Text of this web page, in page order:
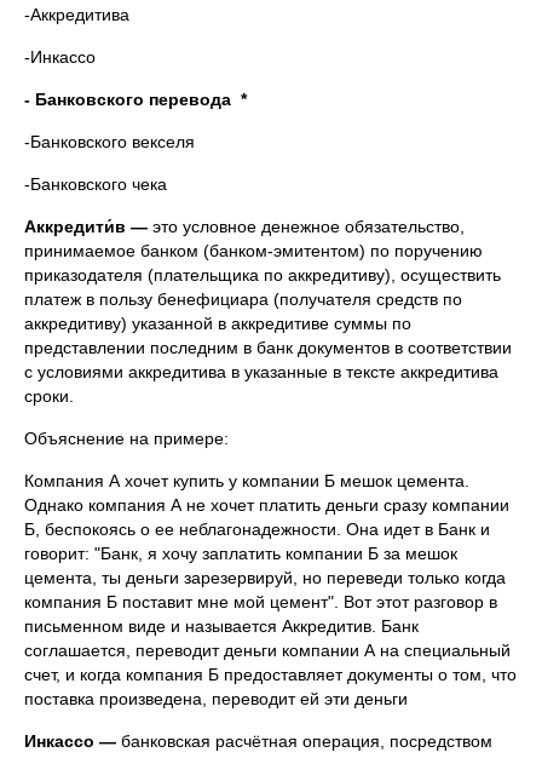
-Аккредитива
-Инкассо
- Банковского перевода *
-Банковского векселя
-Банковского чека
Аккредити́в — это условное денежное обязательство,
принимаемое банком (банком-эмитентом) по поручению
приказодателя (плательщика по аккредитиву), осуществить
платеж в пользу бенефициара (получателя средств по
аккредитиву) указанной в аккредитиве суммы по
представлении последним в банк документов в соответствии
с условиями аккредитива в указанные в тексте аккредитива
сроки.
Объяснение на примере:
Компания А хочет купить у компании Б мешок цемента.
Однако компания А не хочет платить деньги сразу компании
Б, беспокоясь о ее неблагонадежности. Она идет в Банк и
говорит: "Банк, я хочу заплатить компании Б за мешок
цемента, ты деньги зарезервируй, но переведи только когда
компания Б поставит мне мой цемент". Вот этот разговор в
письменном виде и называется Аккредитив. Банк
соглашается, переводит деньги компании А на специальный
счет, и когда компания Б предоставляет документы о том, что
поставка произведена, переводит ей эти деньги
Инкассо — банковская расчётная операция, посредством